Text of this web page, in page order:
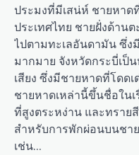
ประมงที่มีเสน่ห์ ชายหา
ประเทศไทย ชายฝั่งด้าน
ไปตามทะเลอันดามัน ซึ่ง
มากมาย จังหวัดกระบี่เ
เสียง ซึ่งมีชายหาดที่โดด
ชายหาดเหล่านี้ขึ้นชื่อใน
ที่สูงตระหง่าน และทราย
สำหรับการพักผ่อนบนชา
เช่น…